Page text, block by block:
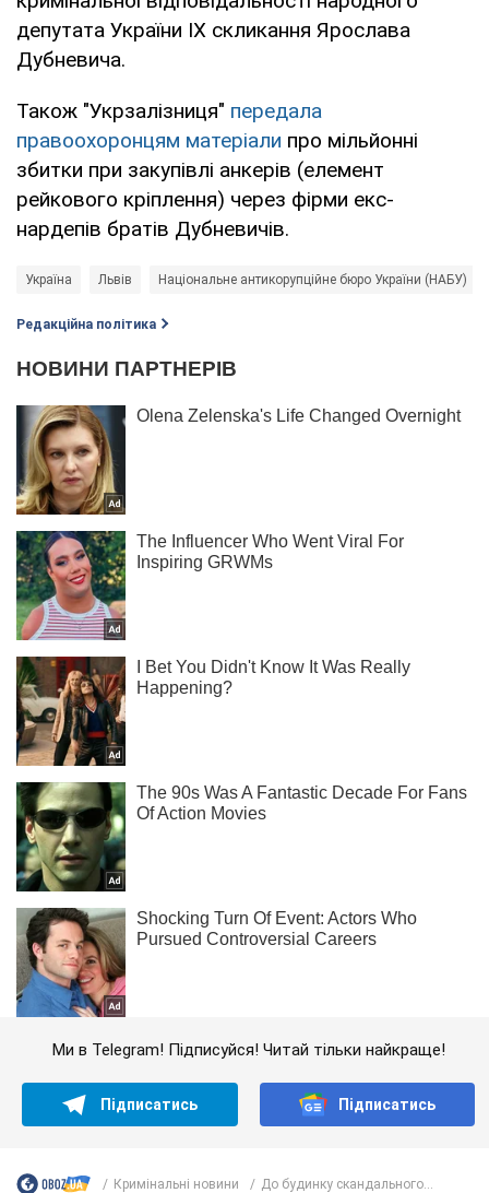
депутата України IX скликання Ярослава
Дубневича.
Також "Укрзалізниця" передала
правоохоронцям матеріали про мільйонні
збитки при закупівлі анкерів (елемент
рейкового кріплення) через фірми екс-
нардепів братів Дубневичів.
Україна Львів Національне антикорупційне бюро України (НАБУ)
Редакційна політика
Ми в Telegram! Підписуйся! Читай тільки найкраще!
Підписатись Підписатись
Кримінальні новини До будинку скандального...